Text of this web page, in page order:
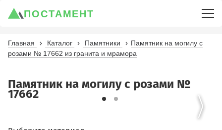
ПОСТАМЕНТ
Главная Каталог Памятники
Памятник на могилу с
розами № 17662 из гранита и мрамора
Памятник на могилу с розами №
17662